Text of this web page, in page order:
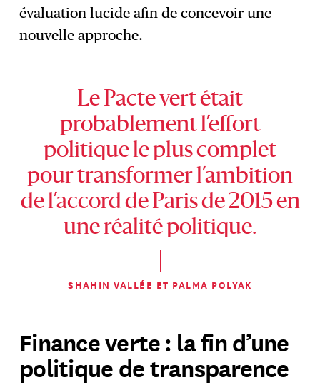
évaluation lucide afin de concevoir une
nouvelle approche.
Le Pacte vert était
probablement l’effort
politique le plus complet
pour transformer l’ambition
de l’accord de Paris de 2015 en
une réalité politique.
SHAHIN VALLÉE ET PALMA POLYAK
Finance verte : la fin d’une
politique de transparence